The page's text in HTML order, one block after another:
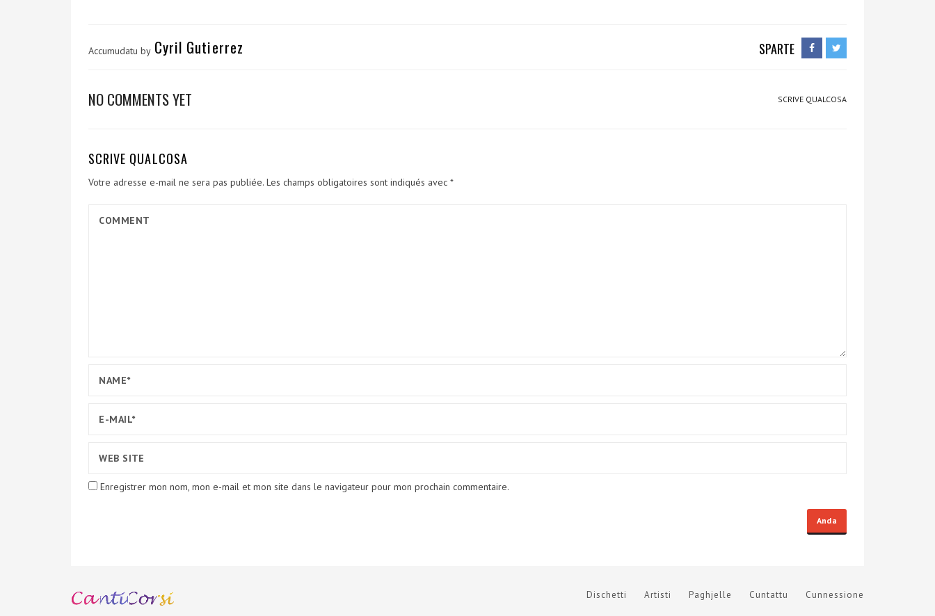
Accumudatu by Cyril Gutierrez SPARTE
NO COMMENTS YET SCRIVE QUALCOSA
SCRIVE QUALCOSA
Votre adresse e-mail ne sera pas publiée. Les champs obligatoires sont indiqués avec *
Enregistrer mon nom, mon e-mail et mon site dans le navigateur pour mon prochain commentaire.
Dischetti Artisti Paghjelle Cuntattu Cunnessione